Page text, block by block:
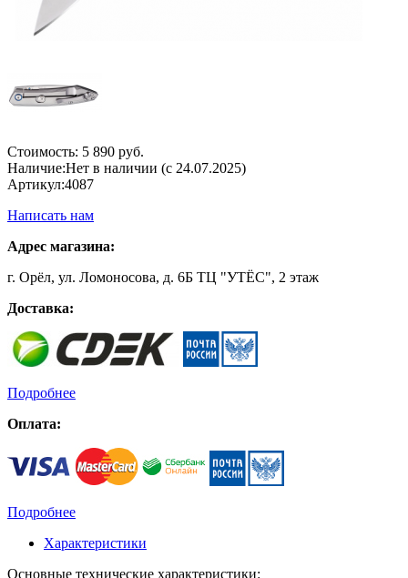
Стоимость: 5 890 руб.
Наличие:Нет в наличии (с 24.07.2025)
Артикул:4087
Написать нам
Адрес магазина:
г. Орёл, ул. Ломоносова, д. 6Б ТЦ "УТЁС", 2 этаж
Доставка:
Подробнее
Оплата:
Подробнее
Характеристики
Основные технические характеристики: